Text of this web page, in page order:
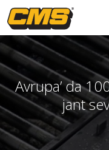
Avrupa’ da
jant